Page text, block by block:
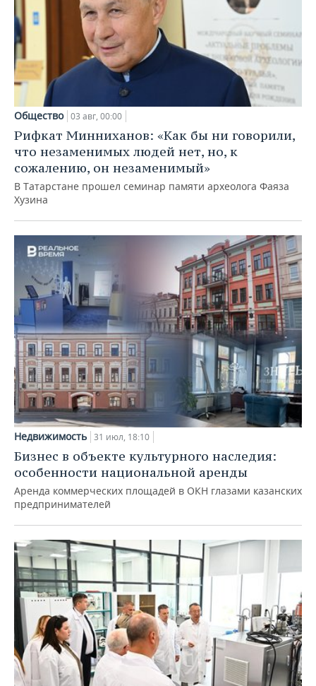
Общество 03 авг, 00:00
Рифкат Минниханов: «Как бы ни говорили,
что незаменимых людей нет, но, к
сожалению, он незаменимый»
В Татарстане прошел семинар памяти археолога Фаяза
Хузина
Недвижимость 31 июл, 18:10
Бизнес в объекте культурного наследия:
особенности национальной аренды
Аренда коммерческих площадей в ОКН глазами казанских
предпринимателей